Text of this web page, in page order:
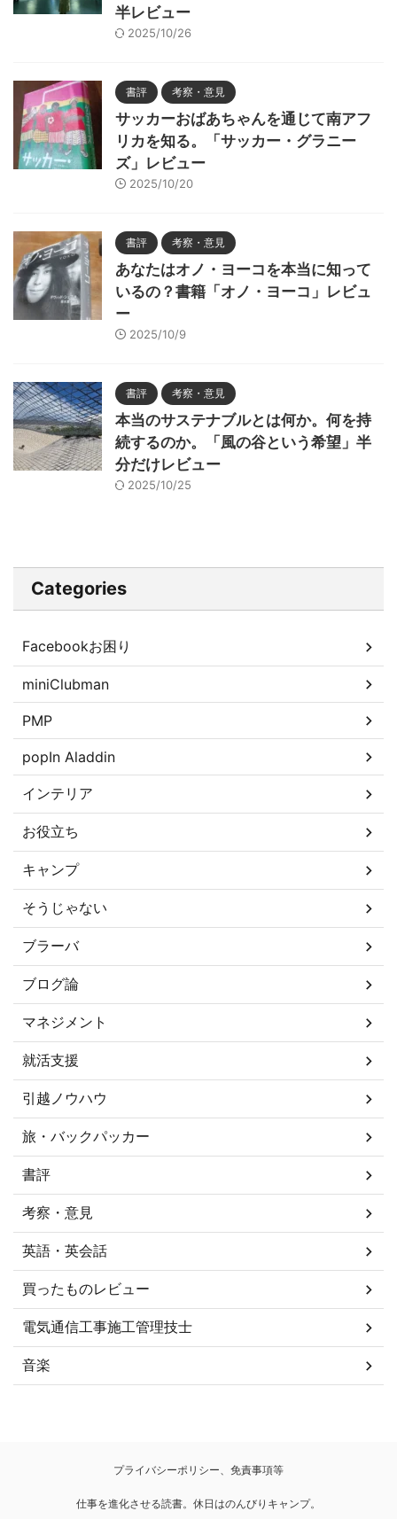
半レビュー
2025/10/26
書評 考察・意見
サッカーおばあちゃんを通じて南アフ
リカを知る。「サッカー・グラニー
ズ」レビュー
2025/10/20
書評 考察・意見
あなたはオノ・ヨーコを本当に知って
いるの？書籍「オノ・ヨーコ」レビュ
ー
2025/10/9
書評 考察・意見
本当のサステナブルとは何か。何を持
続するのか。「風の谷という希望」半
分だけレビュー
2025/10/25
Categories
Facebookお困り
miniClubman
PMP
popIn Aladdin
インテリア
お役立ち
キャンプ
そうじゃない
ブラーバ
ブログ論
マネジメント
就活支援
引越ノウハウ
旅・バックパッカー
書評
考察・意見
英語・英会話
買ったものレビュー
電気通信工事施工管理技士
音楽
プライバシーポリシー、免責事項等
仕事を進化させる読書。休日はのんびりキャンプ。